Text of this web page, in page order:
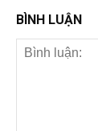
BÌNH LUẬN